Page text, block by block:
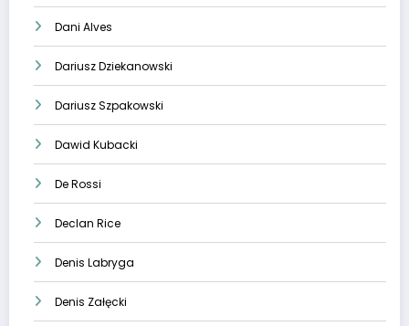
Dani Alves
Dariusz Dziekanowski
Dariusz Szpakowski
Dawid Kubacki
De Rossi
Declan Rice
Denis Labryga
Denis Załęcki